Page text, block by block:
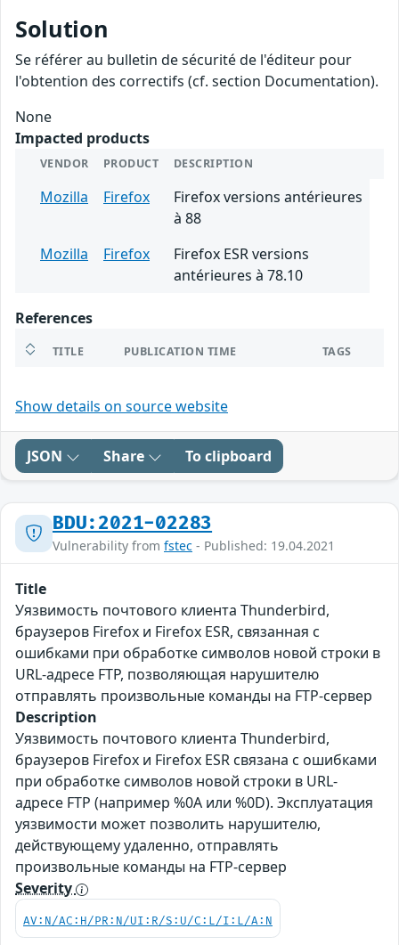
Solution
Se référer au bulletin de sécurité de l'éditeur pour
l'obtention des correctifs (cf. section Documentation).
None
Impacted products
VENDOR PRODUCT DESCRIPTION
Mozilla Firefox
Firefox versions antérieures
à 88
Mozilla
Firefox
Firefox ESR versions
antérieures à 78.10
References
TITLE PUBLICATION TIME TAGS
Show details on source website
JSON Share To clipboard
BDU:2021-02283
Vulnerability from fstec - Published: 19.04.2021
Title
Уязвимость почтового клиента Thunderbird,
браузеров Firefox и Firefox ESR, связанная с
ошибками при обработке символов новой строки в
URL-адресе FTP, позволяющая нарушителю
отправлять произвольные команды на FTP-сервер
Description
Уязвимость почтового клиента Thunderbird,
браузеров Firefox и Firefox ESR связана с ошибками
при обработке символов новой строки в URL-
адресе FTP (например %0A или %0D). Эксплуатация
уязвимости может позволить нарушителю,
действующему удаленно, отправлять
произвольные команды на FTP-сервер
Severity
AV:N/AC:H/PR:N/UI:R/S:U/C:L/I:L/A:N